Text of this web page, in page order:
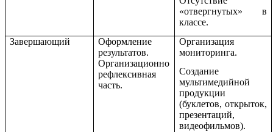
«отвергнутых» в
классе.
Завершающий
Оформление
результатов.
Организационно
рефлексивная
часть.
Организация
мониторинга.
Создание
мультимедийной
продукции
(буклетов, открыток,
презентаций,
видеофильмов).